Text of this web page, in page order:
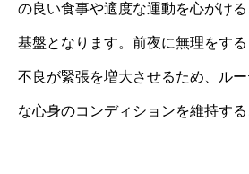
の良い食事や適度な運動を心がけ
基盤となります。前夜に無理をす
不良が緊張を増大させるため、ル
な心身のコンディションを維持する